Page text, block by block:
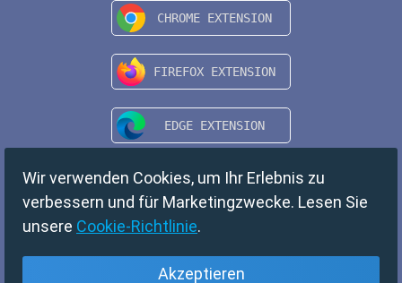
Wir verwenden Cookies, um Ihr Erlebnis zu
verbessern und für Marketingzwecke. Lesen Sie
unsere Cookie-Richtlinie.
Akzeptieren